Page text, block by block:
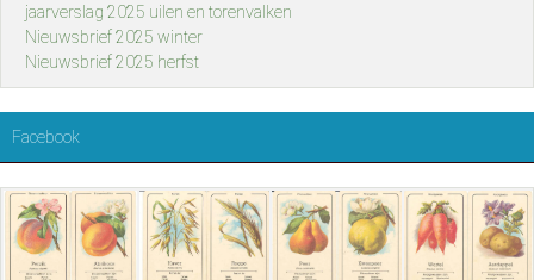
jaarverslag 2025 uilen en torenvalken
Nieuwsbrief 2025 winter
Nieuwsbrief 2025 herfst
Facebook